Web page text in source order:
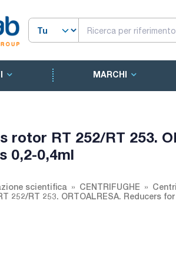
MARCHI
rotor RT 252/RT 253.
0,2-0,4ml
scientifica CENTRIFUGHE
252/RT 253. ORTOALRESA. Reducers